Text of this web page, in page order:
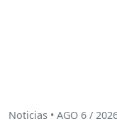
Noticias • AGO 6 /